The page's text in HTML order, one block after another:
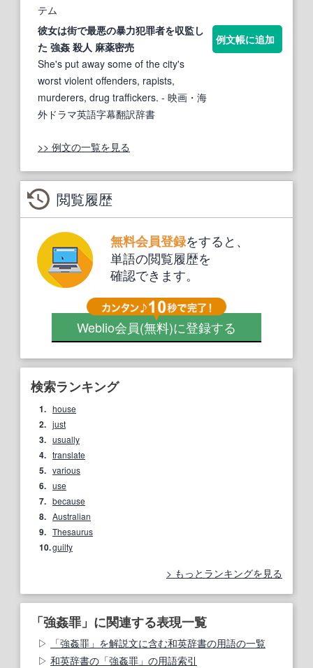
テム
彼女は街で最悪の暴力犯罪者を収監し
た 強姦 殺人 麻薬密売
She's put away some of the city's
worst violent offenders, rapists,
murderers, drug traffickers. - 映画・海
外ドラマ英語字幕翻訳辞書
例文帳に追加
>> 例文の一覧を見る
閲覧履歴
無料会員登録をすると、
単語の閲覧履歴を
確認できます。
Weblio会員(無料)に登録する
検索ランキング
1. house
2. just
3. usually
4. translate
5. various
6. use
7. because
8. Australian
9. Thesaurus
10.guilty
もっとランキングを見る
「強姦罪」に関連する表現一覧
「強姦罪」を解説文に含む和英辞書の用語の一覧
和英辞書の「強姦罪」の用語索引